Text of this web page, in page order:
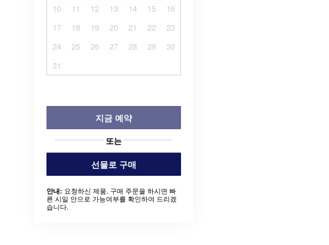
10
11 12 13 14 15
16
17
18 19 20 21 22
23
24
25 26 27 28 29
30
31
지금 예약
또는
선물로 구매
안내: 요청하신 제품. 구매 주문을 하시면 빠
른 시일 안으로 가능여부를 확인하여 드리겠
습니다.